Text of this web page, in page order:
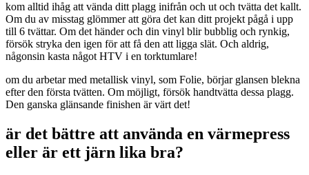
kom alltid ihåg att vända ditt plagg inifrån och ut och tvätta det kallt.
Om du av misstag glömmer att göra det kan ditt projekt pågå i upp
till 6 tvättar. Om det händer och din vinyl blir bubblig och rynkig,
försök stryka den igen för att få den att ligga slät. Och aldrig,
någonsin kasta något HTV i en torktumlare!
om du arbetar med metallisk vinyl, som Folie, börjar glansen blekna
efter den första tvätten. Om möjligt, försök handtvätta dessa plagg.
Den ganska glänsande finishen är värt det!
är det bättre att använda en värmepress
eller är ett järn lika bra?